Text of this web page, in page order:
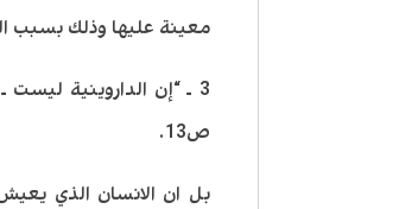
معينة عليها وذلك بسبب
3 ـ “إن الداروينية
ص13.
بل ان الانسان الذي